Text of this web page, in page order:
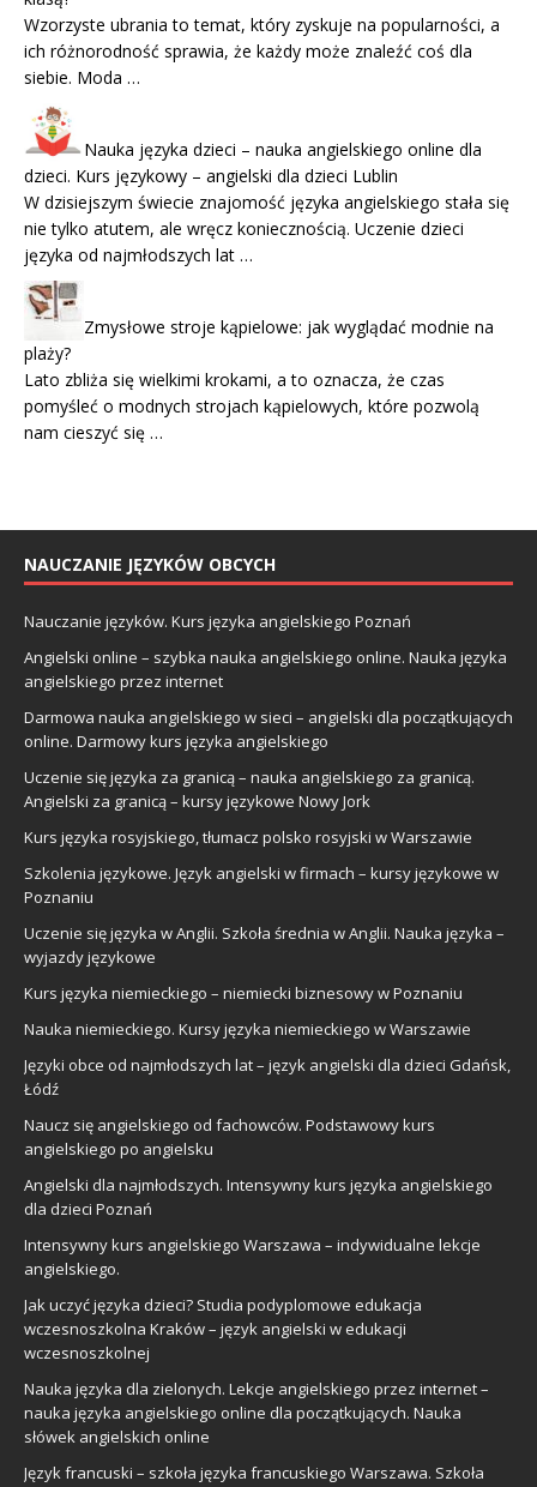
Wzorzyste ubrania to temat, który zyskuje na popularności, a
ich różnorodność sprawia, że każdy może znaleźć coś dla
siebie. Moda …
Nauka języka dzieci – nauka angielskiego online dla
dzieci. Kurs językowy – angielski dla dzieci Lublin
W dzisiejszym świecie znajomość języka angielskiego stała się
nie tylko atutem, ale wręcz koniecznością. Uczenie dzieci
języka od najmłodszych lat …
Zmysłowe stroje kąpielowe: jak wyglądać modnie na
plaży?
Lato zbliża się wielkimi krokami, a to oznacza, że czas
pomyśleć o modnych strojach kąpielowych, które pozwolą
nam cieszyć się …
NAUCZANIE JĘZYKÓW OBCYCH
Nauczanie języków. Kurs języka angielskiego Poznań
Angielski online – szybka nauka angielskiego online. Nauka języka
angielskiego przez internet
Darmowa nauka angielskiego w sieci – angielski dla początkujących
online. Darmowy kurs języka angielskiego
Uczenie się języka za granicą – nauka angielskiego za granicą.
Angielski za granicą – kursy językowe Nowy Jork
Kurs języka rosyjskiego, tłumacz polsko rosyjski w Warszawie
Szkolenia językowe. Język angielski w firmach – kursy językowe w
Poznaniu
Uczenie się języka w Anglii. Szkoła średnia w Anglii. Nauka języka –
wyjazdy językowe
Kurs języka niemieckiego – niemiecki biznesowy w Poznaniu
Nauka niemieckiego. Kursy języka niemieckiego w Warszawie
Języki obce od najmłodszych lat – język angielski dla dzieci Gdańsk,
Łódź
Naucz się angielskiego od fachowców. Podstawowy kurs
angielskiego po angielsku
Angielski dla najmłodszych. Intensywny kurs języka angielskiego
dla dzieci Poznań
Intensywny kurs angielskiego Warszawa – indywidualne lekcje
angielskiego.
Jak uczyć języka dzieci? Studia podyplomowe edukacja
wczesnoszkolna Kraków – język angielski w edukacji
wczesnoszkolnej
Nauka języka dla zielonych. Lekcje angielskiego przez internet –
nauka języka angielskiego online dla początkujących. Nauka
słówek angielskich online
Język francuski – szkoła języka francuskiego Warszawa. Szkoła